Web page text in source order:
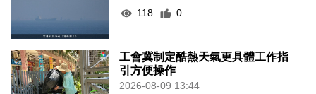
118
0
工會冀制定酷熱天氣更具體工作指
引方便操作
2026-08-09 13:44